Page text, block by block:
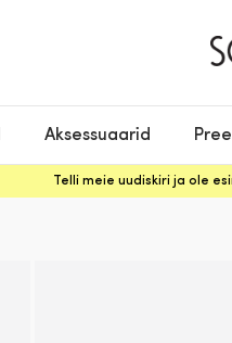
Aksessuaarid
Telli meie uudiskiri ja ole